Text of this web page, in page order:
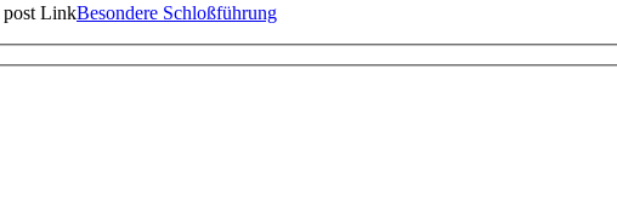
post LinkBesondere Schloßführung